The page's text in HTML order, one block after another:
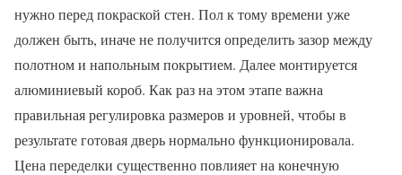
нужно перед покраской стен. Пол к тому времени уже
должен быть, иначе не получится определить зазор между
полотном и напольным покрытием. Далее монтируется
алюминиевый короб. Как раз на этом этапе важна
правильная регулировка размеров и уровней, чтобы в
результате готовая дверь нормально функционировала.
Цена переделки существенно повлияет на конечную